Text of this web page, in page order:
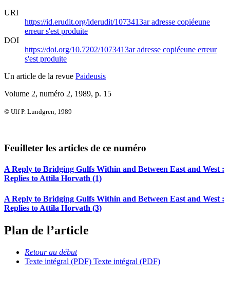
URI
https://id.erudit.org/iderudit/1073413aradresse copiéeune
erreur s'est produite
DOI
https://doi.org/10.7202/1073413aradresse copiéeune erreur
s'est produite
Un article de la revue Paideusis
Volume 2, numéro 2, 1989, p. 15
© Ulf P. Lundgren, 1989
Feuilleter les articles de ce numéro
A Reply to Bridging Gulfs Within and Between East and West :
Replies to Attila Horvath (1)
A Reply to Bridging Gulfs Within and Between East and West :
Replies to Attila Horvath (3)
Plan de l’article
Retour au début
Texte intégral (PDF) Texte intégral (PDF)